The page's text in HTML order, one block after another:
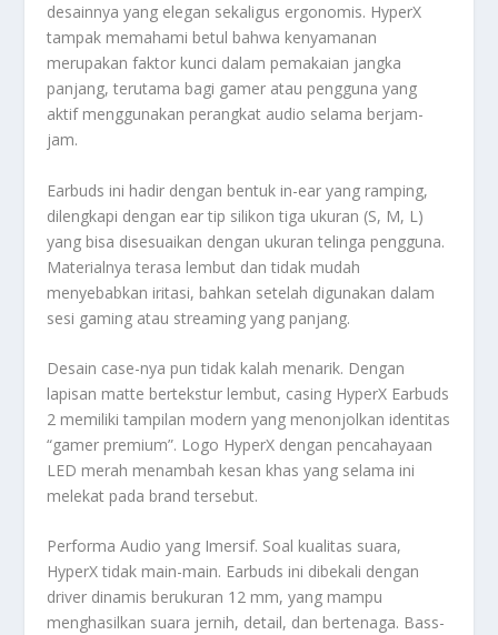
desainnya yang elegan sekaligus ergonomis. HyperX
tampak memahami betul bahwa kenyamanan
merupakan faktor kunci dalam pemakaian jangka
panjang, terutama bagi gamer atau pengguna yang
aktif menggunakan perangkat audio selama berjam-
jam.
Earbuds ini hadir dengan bentuk in-ear yang ramping,
dilengkapi dengan ear tip silikon tiga ukuran (S, M, L)
yang bisa disesuaikan dengan ukuran telinga pengguna.
Materialnya terasa lembut dan tidak mudah
menyebabkan iritasi, bahkan setelah digunakan dalam
sesi gaming atau streaming yang panjang.
Desain case-nya pun tidak kalah menarik. Dengan
lapisan matte bertekstur lembut, casing HyperX Earbuds
2 memiliki tampilan modern yang menonjolkan identitas
“gamer premium”. Logo HyperX dengan pencahayaan
LED merah menambah kesan khas yang selama ini
melekat pada brand tersebut.
Performa Audio yang Imersif. Soal kualitas suara,
HyperX tidak main-main. Earbuds ini dibekali dengan
driver dinamis berukuran 12 mm, yang mampu
menghasilkan suara jernih, detail, dan bertenaga. Bass-